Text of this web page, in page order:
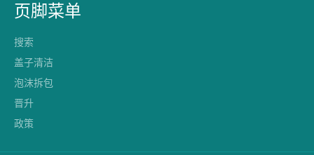
页脚菜单
搜索
盖子清洁
泡沫拆包
晋升
政策